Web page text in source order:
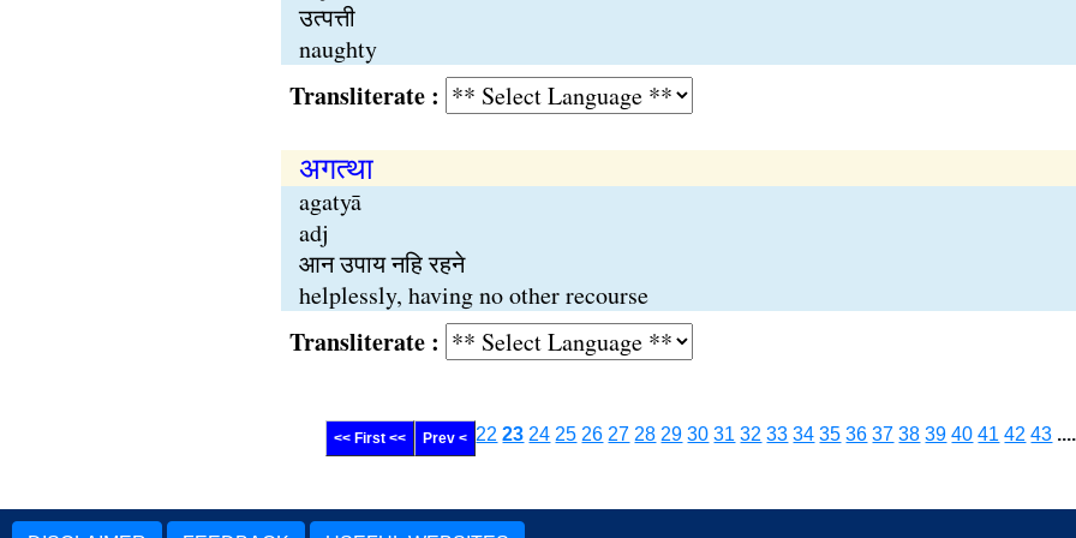
उत्पत्ती
naughty
Transliterate :
अगत्था
agatyā
adj
आन उपाय नहि रहने
helplessly, having no other recourse
Transliterate :
<< First << Prev < 22 23 24 25 26 27 28 29 30 31 32 33 34 35 36 37 38 39 40 41 42 43